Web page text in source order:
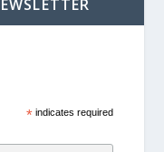
*indicates required